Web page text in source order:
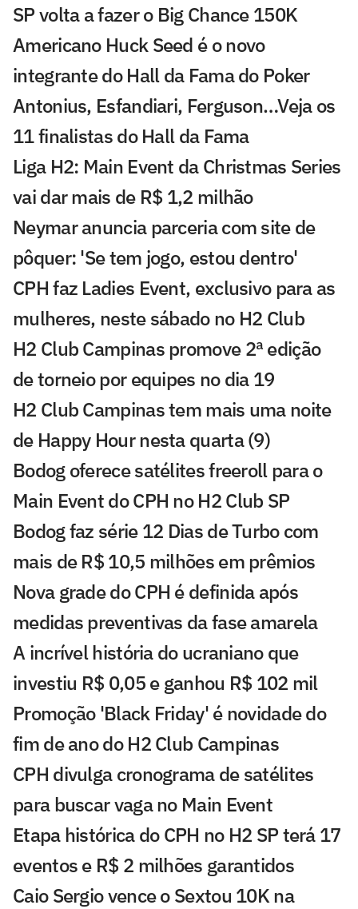
SP volta a fazer o Big Chance 150K
Americano Huck Seed é o novo
integrante do Hall da Fama do Poker
Antonius, Esfandiari, Ferguson…Veja os
11 finalistas do Hall da Fama
Liga H2: Main Event da Christmas Series
vai dar mais de R$ 1,2 milhão
Neymar anuncia parceria com site de
pôquer: 'Se tem jogo, estou dentro'
CPH faz Ladies Event, exclusivo para as
mulheres, neste sábado no H2 Club
H2 Club Campinas promove 2ª edição
de torneio por equipes no dia 19
H2 Club Campinas tem mais uma noite
de Happy Hour nesta quarta (9)
Bodog oferece satélites freeroll para o
Main Event do CPH no H2 Club SP
Bodog faz série 12 Dias de Turbo com
mais de R$ 10,5 milhões em prêmios
Nova grade do CPH é definida após
medidas preventivas da fase amarela
A incrível história do ucraniano que
investiu R$ 0,05 e ganhou R$ 102 mil
Promoção 'Black Friday' é novidade do
fim de ano do H2 Club Campinas
CPH divulga cronograma de satélites
para buscar vaga no Main Event
Etapa histórica do CPH no H2 SP terá 17
eventos e R$ 2 milhões garantidos
Caio Sergio vence o Sextou 10K na